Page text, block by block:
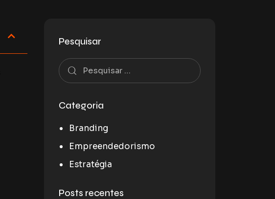
Pesquisar
Categoria
Branding
Empreendedorismo
Estratégia
Posts recentes